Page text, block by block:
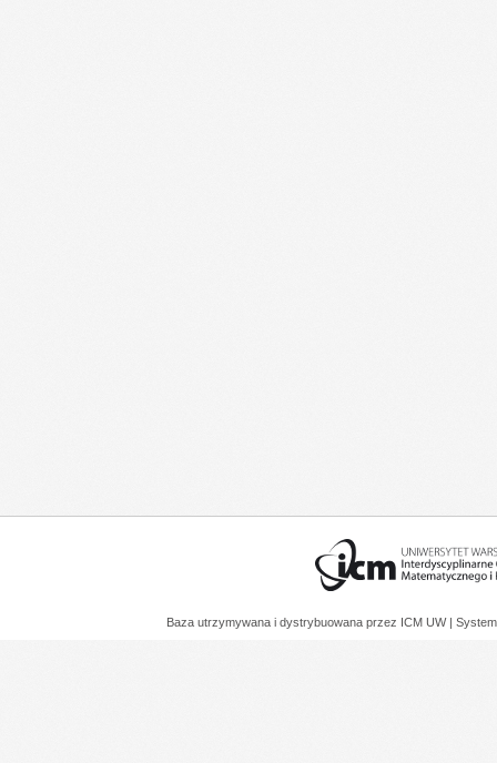
Baza utrzymywana i dystrybuowana przez ICM UW |